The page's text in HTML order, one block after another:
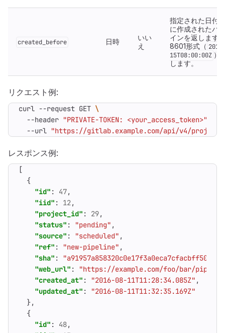
created_before 日時
いい
え
指定された日付
に作成されたパ
インを返します
8601形式（
15T08:00:00Z ）
します。
リクエスト例:
curl --request GET
  --header
"PRIVATE-TOKEN: <your_access_token>"
  --url
"https://gitlab.example.com/api/v4/
レスポンス例:
[
{
"id" : 47,
"iid" : 12,
"project_id" : 29,
"status" : "pending" ,
"source" : "scheduled" ,
"ref" : "new-pipeline" ,
"sha" :
"web_url" :
"https://example.com/foo/bar/
"created_at" : "2016-08-11T11:28:34.085Z" ,
"updated_at" :
"2016-08-11T11:32:35.169Z"
},
{
"id" : 48,